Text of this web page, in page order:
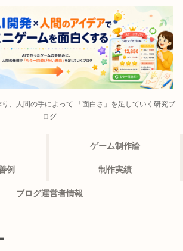
、人間の手によって 「面白さ」を足していく研究ブ
ログ
ゲーム制作論
例 制作実績
ブログ運営者情報